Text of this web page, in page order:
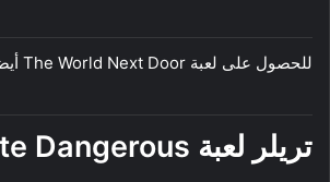
للحصول على لعبة The World Next Door أيضاً :
تريلر لعبة Elite Dangerous :